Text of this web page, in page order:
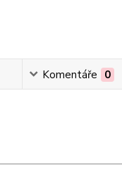
Komentáře 0